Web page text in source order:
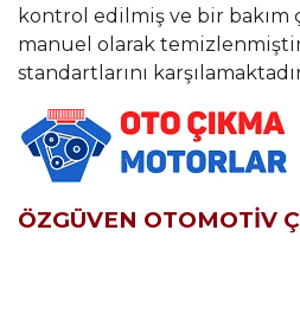
kontrol edilmiş ve bir bakım
manuel olarak
standartlarını
ÖZGÜVEN OTOMOTİV